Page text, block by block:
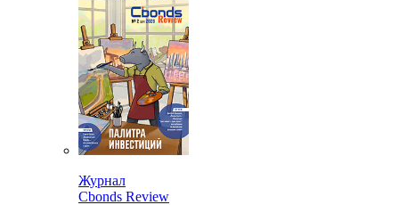
Журнал
Cbonds Review